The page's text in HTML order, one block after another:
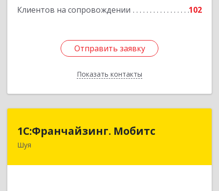
Клиентов на сопровождении 102
Отправить заявку
Показать контакты
Отправить заявку
Назад
1С:Франчайзинг. Мобитс
Шуя
1С:Франчайзинг. Мобитс